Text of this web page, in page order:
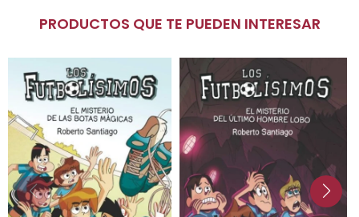
PRODUCTOS QUE TE PUEDEN INTERESAR